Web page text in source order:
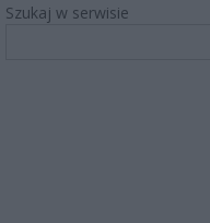
Szukaj w serwisie